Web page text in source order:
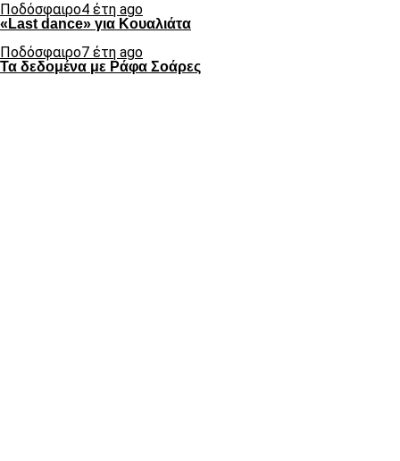
Ποδόσφαιρο4 έτη ago
«Last dance» για Κουαλιάτα
Ποδόσφαιρο7 έτη ago
Τα δεδομένα με Ράφα Σοάρες